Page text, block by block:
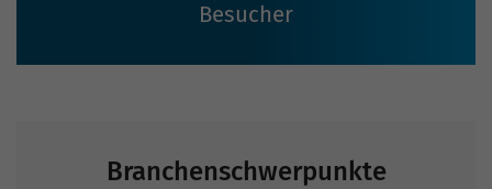
Besucher
Branchenschwerpunkte